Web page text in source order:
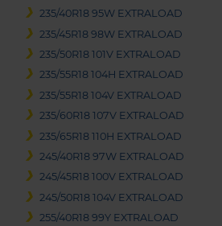
235/40R18 95W EXTRALOAD
235/45R18 98W EXTRALOAD
235/50R18 101V EXTRALOAD
235/55R18 104H EXTRALOAD
235/55R18 104V EXTRALOAD
235/60R18 107V EXTRALOAD
235/65R18 110H EXTRALOAD
245/40R18 97W EXTRALOAD
245/45R18 100V EXTRALOAD
245/50R18 104V EXTRALOAD
255/40R18 99Y EXTRALOAD